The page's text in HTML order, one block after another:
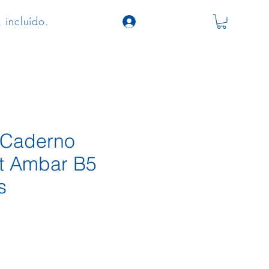
incluído.
Ambar B5